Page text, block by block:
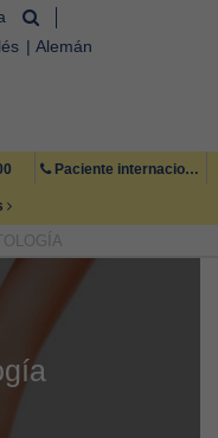
Alemán
Paciente internacional +34 971 222 222